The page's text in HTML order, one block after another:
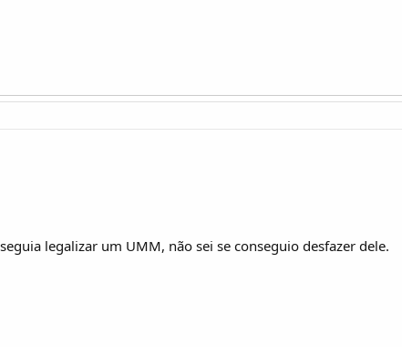
legalizar um UMM, não sei se conseguio desfazer dele.